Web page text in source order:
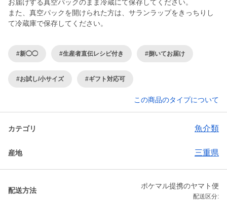
お届けする真空パックのまま冷蔵にて保存してください。
また、真空パックを開けられた方は、サランラップをきっちりし
て冷蔵庫で保存してください。
#新◯◯ #生産者直伝レシピ付き #捌いてお届け
#お試し/小サイズ #ギフト対応可
この商品のタイプについて
カテゴリ 魚介類
産地 三重県
配送方法
ポケマル提携のヤマト便
配送区分: